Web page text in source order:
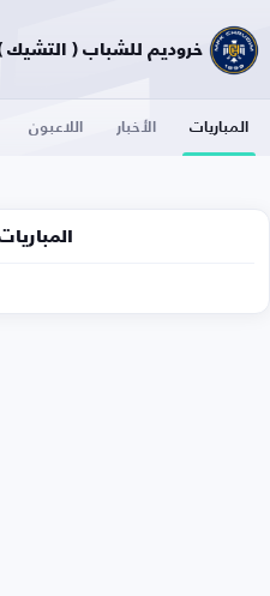
خروديم للشباب ( التشيك )
المباريات الأخبار اللاعبون